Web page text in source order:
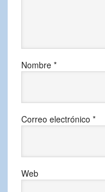
Nombre *
Correo electrónico *
Web